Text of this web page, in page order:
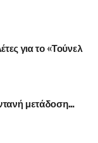
για το «Τούνελ
μετάδοση…